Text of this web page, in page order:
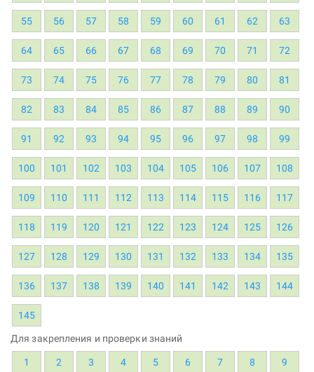
55 56 57 58 59 60 61 62 63
64 65 66 67 68 69 70 71 72
73 74 75 76 77 78 79 80 81
82 83 84 85 86 87 88 89 90
91 92 93 94 95 96 97 98 99
100 101 102 103 104 105 106 107 108
109 110 111 112 113 114 115 116 117
118 119 120 121 122 123 124 125 126
127 128 129 130 131 132 133 134 135
136 137 138 139 140 141 142 143 144
145
Для закрепления и проверки знаний
1 2 3 4 5 6 7 8 9